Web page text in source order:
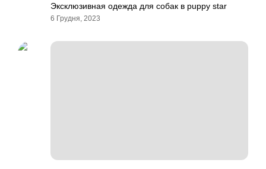
Эксклюзивная одежда для собак в puppy star
6 Грудня, 2023